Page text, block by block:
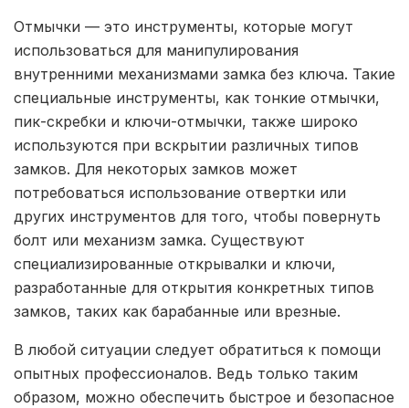
Отмычки — это инструменты, которые могут
использоваться для манипулирования
внутренними механизмами замка без ключа. Такие
специальные инструменты, как тонкие отмычки,
пик-скребки и ключи-отмычки, также широко
используются при вскрытии различных типов
замков. Для некоторых замков может
потребоваться использование отвертки или
других инструментов для того, чтобы повернуть
болт или механизм замка. Существуют
специализированные открывалки и ключи,
разработанные для открытия конкретных типов
замков, таких как барабанные или врезные.
В любой ситуации следует обратиться к помощи
опытных профессионалов. Ведь только таким
образом, можно обеспечить быстрое и безопасное